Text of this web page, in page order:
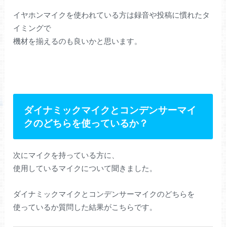
イヤホンマイクを使われている方は録音や投稿に慣れたタ
イミングで
機材を揃えるのも良いかと思います。
ダイナミックマイクとコンデンサーマイ
クのどちらを使っているか？
次にマイクを持っている方に、
使用しているマイクについて聞きました。
ダイナミックマイクとコンデンサーマイクのどちらを
使っているか質問した結果がこちらです。